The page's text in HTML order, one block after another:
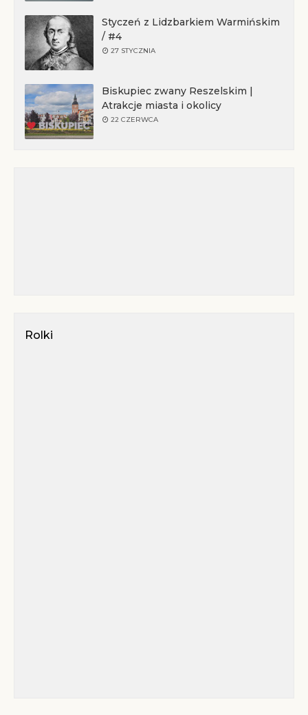
Styczeń z Lidzbarkiem Warmińskim
/ #4
27 STYCZNIA
Biskupiec zwany Reszelskim |
Atrakcje miasta i okolicy
22 CZERWCA
Rolki